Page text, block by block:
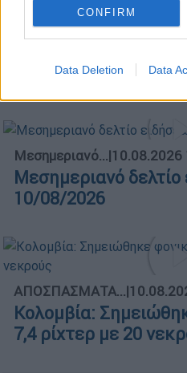
CONFIRM
Data Deletion Data
Αθλητικό δελτίο 10/
Μεσημεριανό...|10.08.2026
Μεσημεριανό
10/08/2026
ΑΠΟΣΠΑΣΜΑΤΑ...|
Κολομβία:
7,4 ρίχτερ με 20